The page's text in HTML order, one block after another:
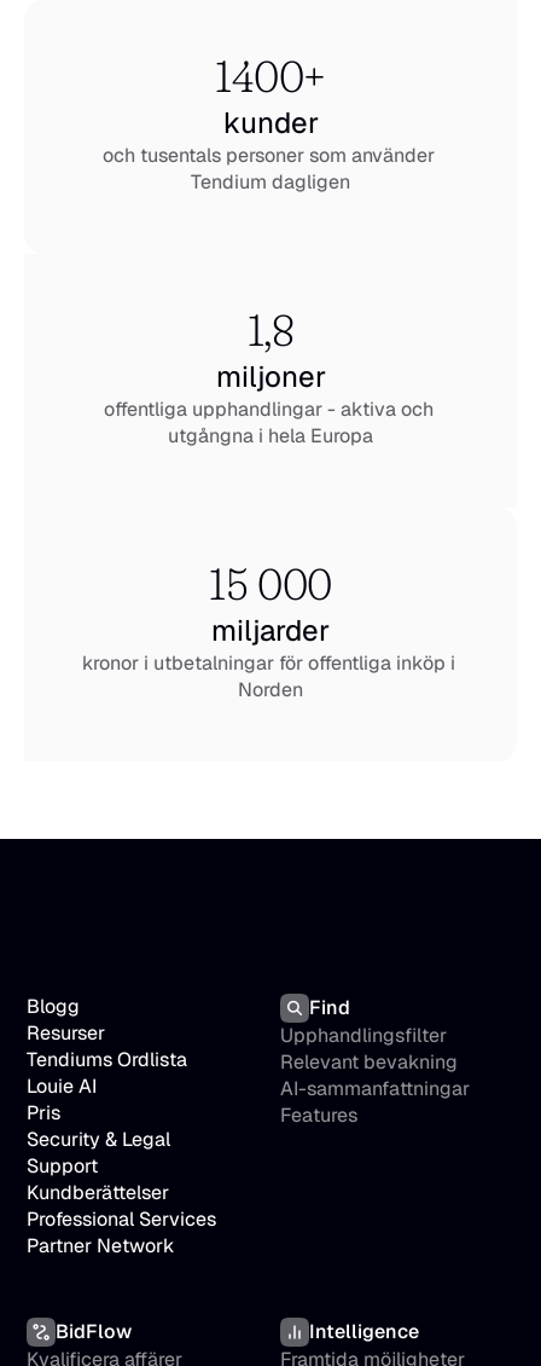
1400+
kunder
och tusentals personer som använder
Tendium dagligen
1,8
miljoner
offentliga upphandlingar - aktiva och
utgångna i hela Europa
15 000
miljarder
kronor i utbetalningar för offentliga inköp i
Norden
Blogg
Resurser
Tendiums Ordlista
Louie AI
Pris
Security & Legal
Support
Kundberättelser
Professional Services
Partner Network
Find
Upphandlingsfilter
Relevant bevakning
AI-sammanfattningar
Features
BidFlow
Kvalificera affärer
Intelligence
Framtida möjligheter